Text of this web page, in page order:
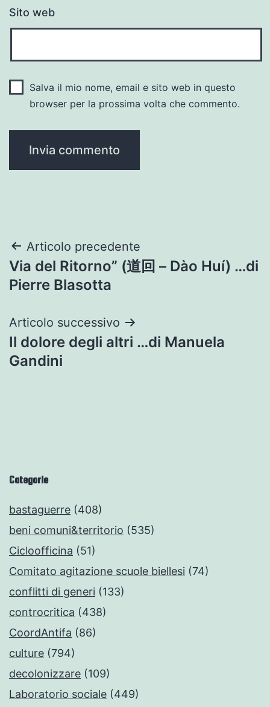
Sito web
Salva il mio nome, email e sito web in questo
browser per la prossima volta che commento.
Navigazione
articoli
Articolo precedente
Via del Ritorno” (道回 – Dào Huí) …di
Pierre Blasotta
Articolo successivo
Il dolore degli altri …di Manuela
Gandini
Categorie
bastaguerre (408)
beni comuni&territorio (535)
Cicloofficina (51)
Comitato agitazione scuole biellesi (74)
conflitti di generi (133)
controcritica (438)
CoordAntifa (86)
culture (794)
decolonizzare (109)
Laboratorio sociale (449)